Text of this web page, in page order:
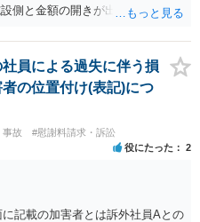
側と金額の開きが出やすい部分
きかと思います。
員による過失に伴う損
の位置付け(表記)につ
事故 #慰謝料請求・訴訟
役にたった 2
記載の加害者とは訴外社員Aとの